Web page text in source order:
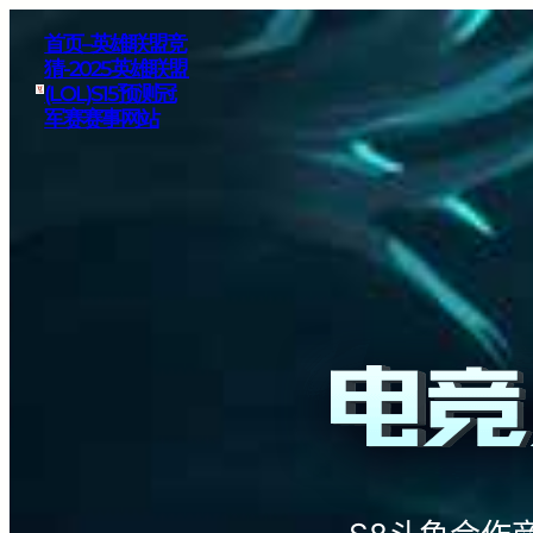
首页–英雄联盟竞
猜-2025英雄联盟
(LOL)S15预测冠
军赛赛事网站